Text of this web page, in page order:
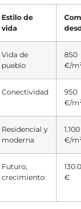
Estilo de
vida
Vida de
pueblo
850
€/
Conectividad
950
€/
Residencial y
moderna
1.100
€/
Futuro,
crecimiento
€